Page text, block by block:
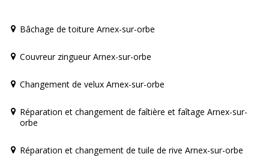
Bâchage de toiture Arnex-sur-orbe
Couvreur zingueur Arnex-sur-orbe
Changement de velux Arnex-sur-orbe
Réparation et changement de faîtière et faîtage Arnex-sur-
orbe
Réparation et changement de tuile de rive Arnex-sur-orbe